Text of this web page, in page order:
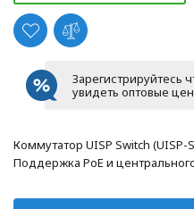
Зарегистрируйтесь
увидеть оптовые
Коммутатор UISP Switch (UISP-
Поддержка PoE и